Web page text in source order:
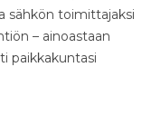
sähkön toimittajaksi
– ainoastaan
paikkakuntasi